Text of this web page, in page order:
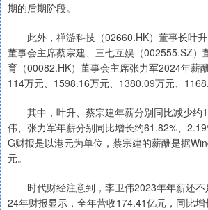
期的后期阶段。
此外，禅游科技（02660.HK）董事长叶升
董事会主席蔡宗建、三七互娱（002555.SZ）
育（00082.HK）董事会主席张力军2024年薪
114万元、1598.16万元、1380.09万元、
其中，叶升、蔡宗建年薪分别同比减少约
伟、张力军年薪分别同比增长约61.82%、
G财报是以港元为单位，蔡宗建的薪酬是据
元。
时代财经注意到，李卫伟2023年年薪还不
24年财报显示，全年营收174.41亿元，同比